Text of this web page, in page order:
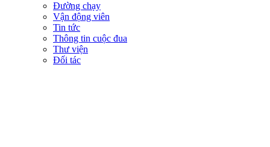
Đường chạy
Vận động viên
Tin tức
Thông tin cuộc đua
Thư viện
Đối tác